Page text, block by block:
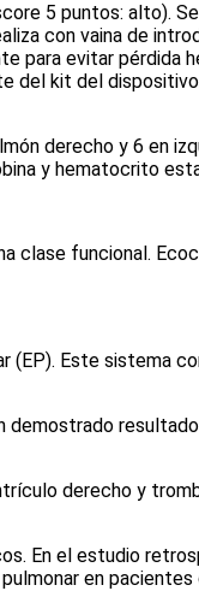
5 puntos: alto).
con vaina de
para evitar pérdida
del kit del
derecho y 6 en
y hematocrito
clase funcional.
(EP). Este
demostrado
derecho y
En el estudio
en